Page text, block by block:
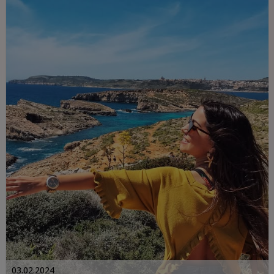
donde se encuentra la espectacular
llega a la Laguna Azul de Comino en
este lugar mágico, sino también cómo
llegar allí y qué medios puedes utilizar.
03.02.2024